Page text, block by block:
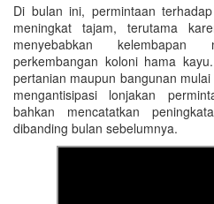
Di bulan ini, permintaan
meningkat tajam, terutama
menyebabkan
perkembangan koloni hama
pertanian maupun bangunan
mengantisipasi lonjakan
bahkan mencatatkan
dibanding bulan sebelumnya.